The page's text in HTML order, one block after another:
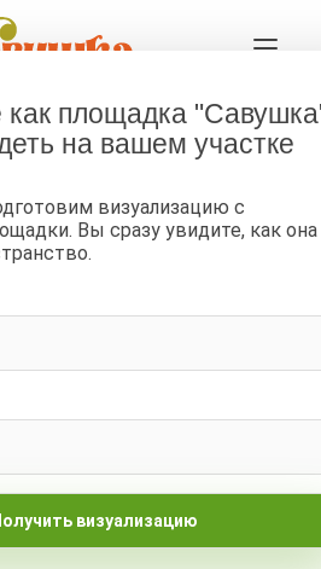
дворик Савушка-4 (Индиго)
как площадка
на вашем участке
визуализацию с
Вы сразу увидите, как она